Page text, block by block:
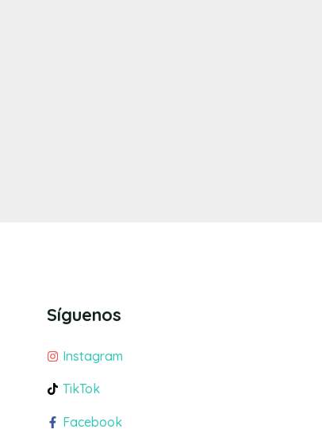
Síguenos
Instagram
TikTok
Facebook